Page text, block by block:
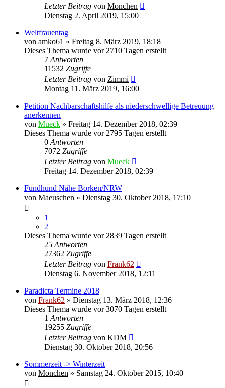
Letzter Beitrag von Monchen
Dienstag 2. April 2019, 15:00
Weltfrauentag
von amko61 » Freitag 8. März 2019, 18:18
Dieses Thema wurde vor 2710 Tagen erstellt
7 Antworten
11532 Zugriffe
Letzter Beitrag von Zimmi
Montag 11. März 2019, 16:00
Petition Nachbarschaftshilfe als niederschwellige Betreuung
anerkennen
von Mueck » Freitag 14. Dezember 2018, 02:39
Dieses Thema wurde vor 2795 Tagen erstellt
0 Antworten
7072 Zugriffe
Letzter Beitrag von Mueck
Freitag 14. Dezember 2018, 02:39
Fundhund Nähe Borken/NRW
von Maeuschen » Dienstag 30. Oktober 2018, 17:10
1
2
Dieses Thema wurde vor 2839 Tagen erstellt
25 Antworten
27362 Zugriffe
Letzter Beitrag von Frank62
Dienstag 6. November 2018, 12:11
Paradicta Termine 2018
von Frank62 » Dienstag 13. März 2018, 12:36
Dieses Thema wurde vor 3070 Tagen erstellt
1 Antworten
19255 Zugriffe
Letzter Beitrag von KDM
Dienstag 30. Oktober 2018, 20:56
Sommerzeit -> Winterzeit
von Monchen » Samstag 24. Oktober 2015, 10:40